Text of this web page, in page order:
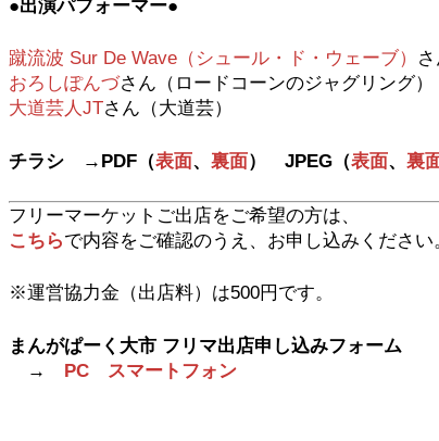
●出演パフォーマー●
蹴流波 Sur De Wave（シュール・ド・ウェーブ）
おろしぽんづさん（ロードコーンのジャグリング）
大道芸人JTさん（大道芸）
チラシ →PDF（表面、 裏面） JPEG（表面、 裏
フリーマーケットご出店をご希望の方は、
こちらで内容をご確認のうえ、お申し込みください
※運営協力金（出店料）は500円です。
まんがぱーく大市 フリマ出店申し込みフォーム
→ PC スマートフォン